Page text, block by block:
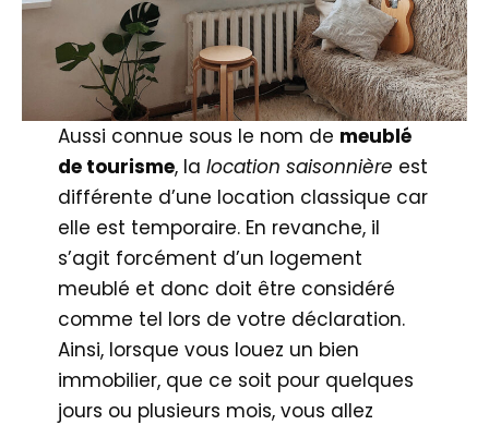
Aussi connue sous le nom de meublé
de tourisme, la location saisonnière est
différente d’une location classique car
elle est temporaire. En revanche, il
s’agit forcément d’un logement
meublé et donc doit être considéré
comme tel lors de votre déclaration.
Ainsi, lorsque vous louez un bien
immobilier, que ce soit pour quelques
jours ou plusieurs mois, vous allez